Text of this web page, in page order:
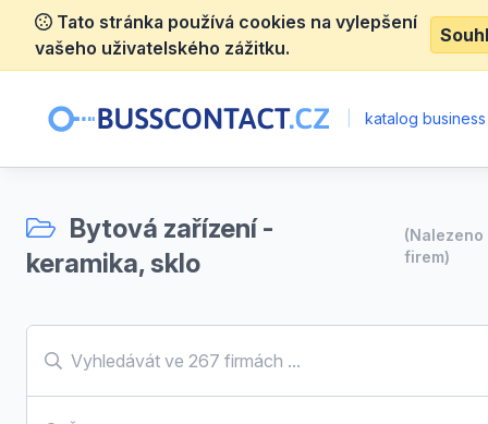
Tato stránka používá cookies na vylepšení
vašeho uživatelského zážitku.
katalog
Bytová zařízení -
keramika, sklo
(Nalezeno
firem)